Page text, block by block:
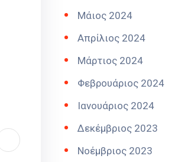
Μάιος 2024
Απρίλιος 2024
Μάρτιος 2024
Φεβρουάριος 2024
Ιανουάριος 2024
Δεκέμβριος 2023
Νοέμβριος 2023